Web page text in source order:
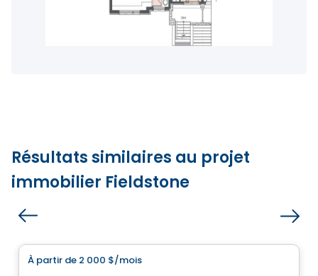
Résultats similaires au projet
immobilier Fieldstone
À partir de 2 000 $/mois